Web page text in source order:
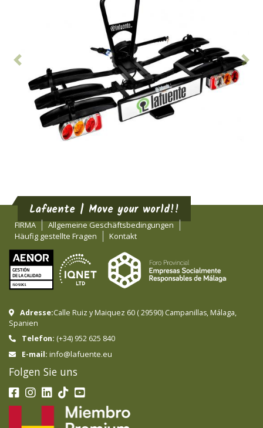
Lafuente | Move your world!!
FIRMA
Allgemeine Geschäftsbedingungen
Häufig gestellte Fragen
Kontakt
Adresse:Calle Ruiz y Maiquez 60 (29590) Campanillas, Málaga,
Spanien
Telefon: (+34) 952 625 840
E-mail: info@lafuente.eu
Folgen Sie uns